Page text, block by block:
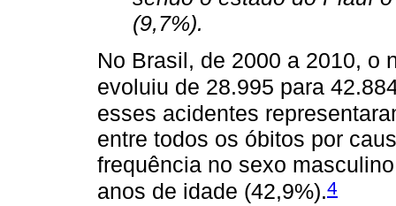
(9,7%).
No Brasil, de 2000 a 2010, o
evoluiu de 28.995 para
esses acidentes
entre todos os óbitos por
frequência no sexo
anos de idade (42,9%).4